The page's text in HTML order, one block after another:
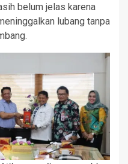
belum jelas karena
lubang tanpa